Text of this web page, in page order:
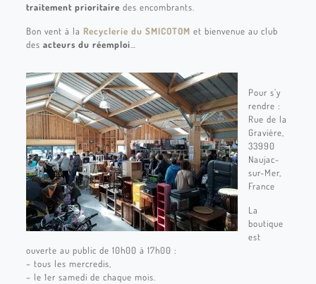
traitement prioritaire des encombrants.
Bon vent à la Recyclerie du SMICOTOM et bienvenue au club
des acteurs du réemploi
Pour s’y
rendre :
Rue de la
Gravière,
33990
Naujac-
sur-Mer,
France
La
boutique
est
ouverte au public de 10h00 à 17h00 :
– tous les mercredis,
– le 1er samedi de chaque mois.